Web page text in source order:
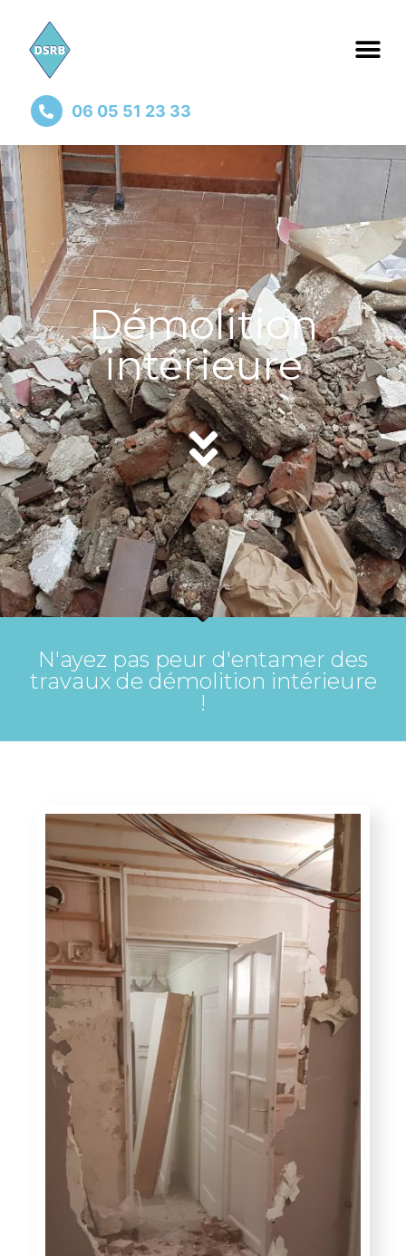
06 05 51 23 33
Démolition
intérieure
N'ayez pas peur d'entamer des
travaux de démolition intérieure
!